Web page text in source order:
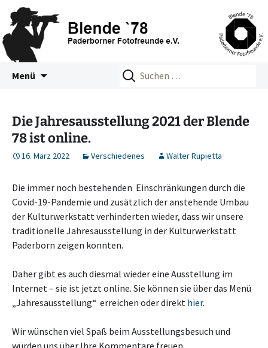
Blende 78 – Paderborner
Menü
Suchen
nach:
Die Jahresausstellung 2021 der Blende
78 ist online.
16. März 2022 Verschiedenes Walter Rupietta
Die immer noch bestehenden Einschränkungen durch die
Covid-19-Pandemie und zusätzlich der anstehende Umbau
der Kulturwerkstatt verhinderten wieder, dass wir unsere
traditionelle Jahresausstellung in der Kulturwerkstatt
Paderborn zeigen konnten.
Daher gibt es auch diesmal wieder eine Ausstellung im
Internet – sie ist jetzt online. Sie können sie über das Menü
„Jahresausstellung“ erreichen oder direkt hier.
Wir wünschen viel Spaß beim Ausstellungsbesuch und
würden uns über Ihre Kommentare freuen.